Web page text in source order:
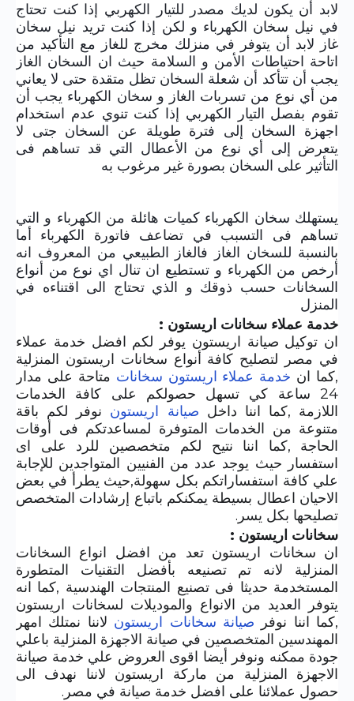
لابد أن يكون لديك مصدر للتيار الكهربي إذا كنت تحتاج
في نيل سخان الكهرباء و لكن إذا كنت تريد نيل سخان
غاز لابد أن يتوفر في منزلك مخرج للغاز مع التأكيد من
اتاحة احتياطات الأمن و السلامة حيث ان السخان الغاز
يجب أن تتأكد أن شعلة السخان تظل متقدة حتى لا يعاني
من أي نوع من تسربات الغاز و سخان الكهرباء يجب أن
تقوم بفصل التيار الكهربي إذا كنت تنوي عدم استخدام
اجهزة السخان إلى فترة طويلة عن السخان جتى لا
يتعرض إلى أي نوع من الأعطال التي قد تساهم فى
التأثير على السخان بصورة غير مرغوب به
يستهلك سخان الكهرباء كميات هائلة من الكهرباء و التي
تساهم فى التسبب في تضاعف فاتورة الكهرباء أما
بالنسبة للسخان الغاز فالغاز الطبيعي من المعروف انه
أرخص من الكهرباء و تستطيع ان تنال اي نوع من أنواع
السخانات حسب ذوقك و الذي تحتاج الى اقتناءه في
المنزل
خدمة عملاء سخانات اريستون :
ان توكيل صيانة اريستون يوفر لكم افضل خدمة عملاء
في مصر لتصليح كافة أنواع سخانات اريستون المنزلية
,كما ان خدمة عملاء اريستون سخانات متاحة على مدار
24 ساعة كي تسهل حصولكم على كافة الخدمات
اللازمة ,كما اننا داخل صيانة اريستون نوفر لكم باقة
متنوعة من الخدمات المتوفرة لمساعدتكم فى أوقات
الحاجة ,كما اننا نتيح لكم متخصصين للرد على اى
استفسار حيث يوجد عدد من الفنيين المتواجدين للإجابة
علي كافة استفساراتكم بكل سهولة,حيث يطرأ في بعض
الاحيان اعطال بسيطة يمكنكم باتباع إرشادات المتخصص
تصليحها بكل يسر.
سخانات اريستون :
ان سخانات اريستون تعد من افضل انواع السخانات
المنزلية لانه تم تصنيعه بأفضل التقنيات المتطورة
المستخدمة حديثا فى تصنيع المنتجات الهندسية ,كما انه
يتوفر العديد من الانواع والموديلات لسخانات اريستون
,كما اننا نوفر صيانة سخانات اريستون لاننا نمتلك امهر
المهندسين المتخصصين في صيانة الاجهزة المنزلية باعلي
جودة ممكنه ونوفر أيضا اقوى العروض علي خدمة صيانة
الاجهزة المنزلية من ماركة اريستون لاننا نهدف الى
حصول عملائنا على افضل خدمة صيانة في مصر.